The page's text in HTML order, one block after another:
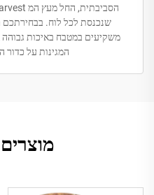
שנכנסת לכל לוח. בבחירתכם
משקיעים במטבח באיכות
המגינות על כדור